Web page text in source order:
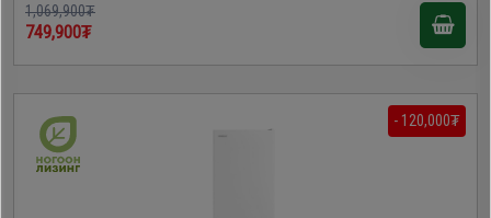
1,069,900₮
749,900₮
- 120,000₮